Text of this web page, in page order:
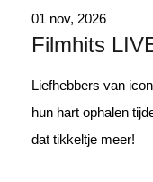
01 nov, 2026
Filmhits
Liefhebbers van
hun hart ophalen
dat tikkeltje meer!